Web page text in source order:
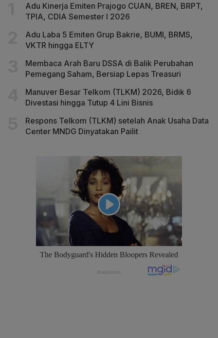
Adu Kinerja Emiten Prajogo CUAN, BREN, BRPT,
TPIA, CDIA Semester I 2026
Adu Laba 5 Emiten Grup Bakrie, BUMI, BRMS,
VKTR hingga ELTY
Membaca Arah Baru DSSA di Balik Perubahan
Pemegang Saham, Bersiap Lepas Treasuri
Manuver Besar Telkom (TLKM) 2026, Bidik 6
Divestasi hingga Tutup 4 Lini Bisnis
Respons Telkom (TLKM) setelah Anak Usaha Data
Center MNDG Dinyatakan Pailit